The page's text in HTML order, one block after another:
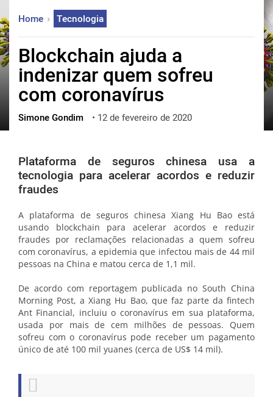
中文
한국어
العربية
ქართული
vietnamese
Home Tecnologia
Blockchain ajuda a
indenizar quem sofreu
com coronavírus
Simone Gondim • 12 de fevereiro de 2020
Plataforma de seguros chinesa usa a
tecnologia para acelerar acordos e reduzir
fraudes
A plataforma de seguros chinesa Xiang Hu Bao está
usando blockchain para acelerar acordos e reduzir
fraudes por reclamações relacionadas a quem sofreu
com coronavírus, a epidemia que infectou mais de 44 mil
pessoas na China e matou cerca de 1,1 mil.
De acordo com reportagem publicada no South China
Morning Post, a Xiang Hu Bao, que faz parte da fintech
Ant Financial, incluiu o coronavírus em sua plataforma,
usada por mais de cem milhões de pessoas. Quem
sofreu com o coronavírus pode receber um pagamento
único de até 100 mil yuanes (cerca de US$ 14 mil).